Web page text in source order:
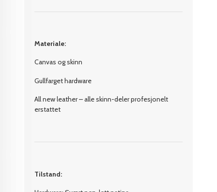
Materiale:
Canvas og skinn
Gullfarget hardware
All new leather – alle skinn-deler profesjonelt
erstattet
Tilstand: